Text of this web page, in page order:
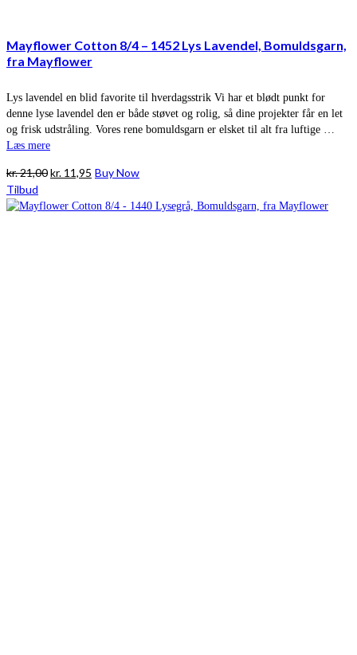
Mayflower Cotton 8/4 – 1452 Lys Lavendel, Bomuldsgarn,
fra Mayflower
Lys lavendel en blid favorite til hverdagsstrik Vi har et blødt punkt for
denne lyse lavendel den er både støvet og rolig, så dine projekter får en let
og frisk udstråling. Vores rene bomuldsgarn er elsket til alt fra luftige …
Læs mere
kr.21,00Den
pris
kr. 11,95 Den
pris
Buy Now
Tilbud